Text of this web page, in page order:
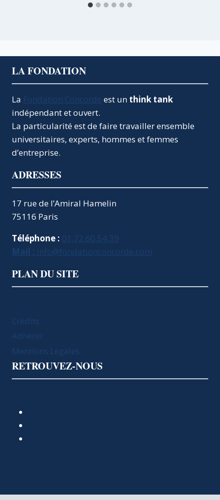
LA FONDATION
La Fondation Concorde est un think tank
indépendant et ouvert.
La particularité est de faire travailler ensemble
universitaires, experts, hommes et femmes
d’entreprise.
ADRESSES
17 rue de l’Amiral Hamelin
75116 Paris
Téléphone : 01.72.60.54.39
Mail : info@fondationconcorde.com
PLAN DU SITE
Crédits
Adhérer
Mentions Légales
RETROUVEZ-NOUS